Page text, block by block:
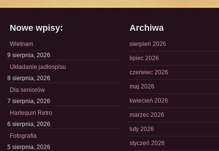
Nowe wpisy:
Wietnam
9 sierpnia, 2026
Układanie jadłospisu
8 sierpnia, 2026
Dla seniorów
7 sierpnia, 2026
Harlequin Retro
6 sierpnia, 2026
Fotografia
5 sierpnia, 2026
Archiwa
sierpień 2026
lipiec 2026
czerwiec 2026
maj 2026
kwiecień 2026
marzec 2026
luty 2026
styczeń 2026